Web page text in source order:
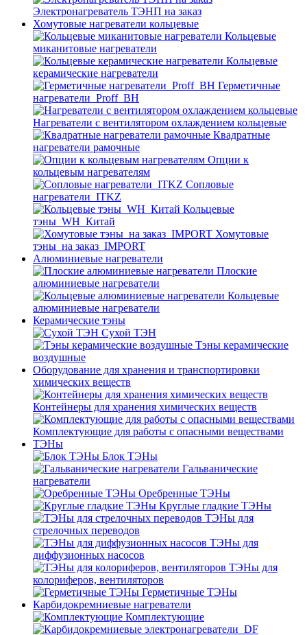
Электронагреватель ТЭНП на заказ
Хомутовые нагреватели кольцевые
Кольцевые
миканитовые нагреватели
Кольцевые
керамические нагреватели
Герметичные
нагреватели_Proff_BH
Нагреватели с вентилятором охлаждением кольцевые
Квадратные
нагреватели рамочные
Опции к
кольцевым нагревателям
Cопловые
нагреватели_ITKZ
Кольцевые
тэны_WH_Китай
Хомутовые
тэны_на заказ_IMPORT
Алюминиевые нагреватели
Плоские
алюминиевые нагреватели
Кольцевые
алюминиевые нагреватели
Керамические тэны
Сухой ТЭН
Тэны керамические
воздушные
Оборудование для хранения и транспортировки
химических веществ
Контейнеры для хранения химических веществ
Комплектующие для работы с опасными веществами
ТЭНы
Блок ТЭНы
Гальванические
нагреватели
Оребренные ТЭНы
Круглые гладкие ТЭНы
ТЭНы для
стрелочных переводов
ТЭНы для
диффузионных насосов
ТЭНы для
колориферов, вентиляторов
Герметичные ТЭНы
Карбидокремниевые нагреватели
Комплектующие